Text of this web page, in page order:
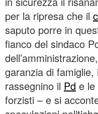
per la ripresa che il
saputo porre in
fianco del sindaco
garanzia di
rassegnino il Pd e le
forzisti – e si